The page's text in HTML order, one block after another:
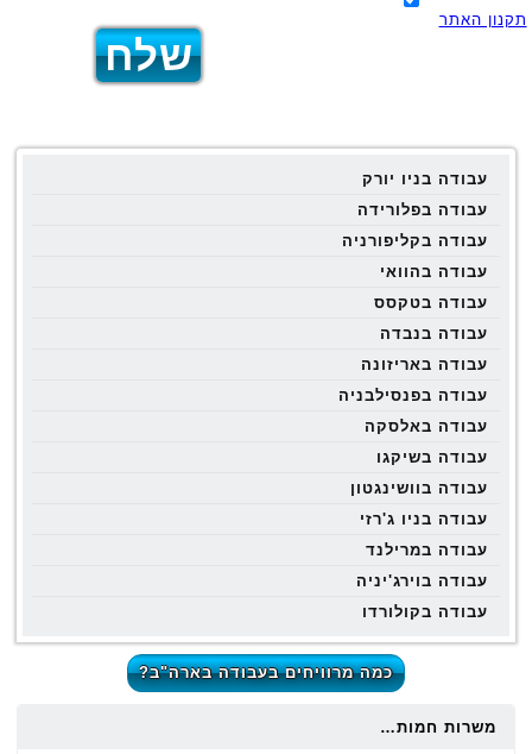
תקנון האתר
עבודה בניו יורק
עבודה בפלורידה
עבודה בקליפורניה
עבודה בהוואי
עבודה בטקסס
עבודה בנבדה
עבודה באריזונה
עבודה בפנסילבניה
עבודה באלסקה
עבודה בשיקגו
עבודה בוושינגטון
עבודה בניו ג'רזי
עבודה במרילנד
עבודה בוירג'יניה
עבודה בקולורדו
כמה מרוויחים בעבודה בארה"ב?
משרות חמות…